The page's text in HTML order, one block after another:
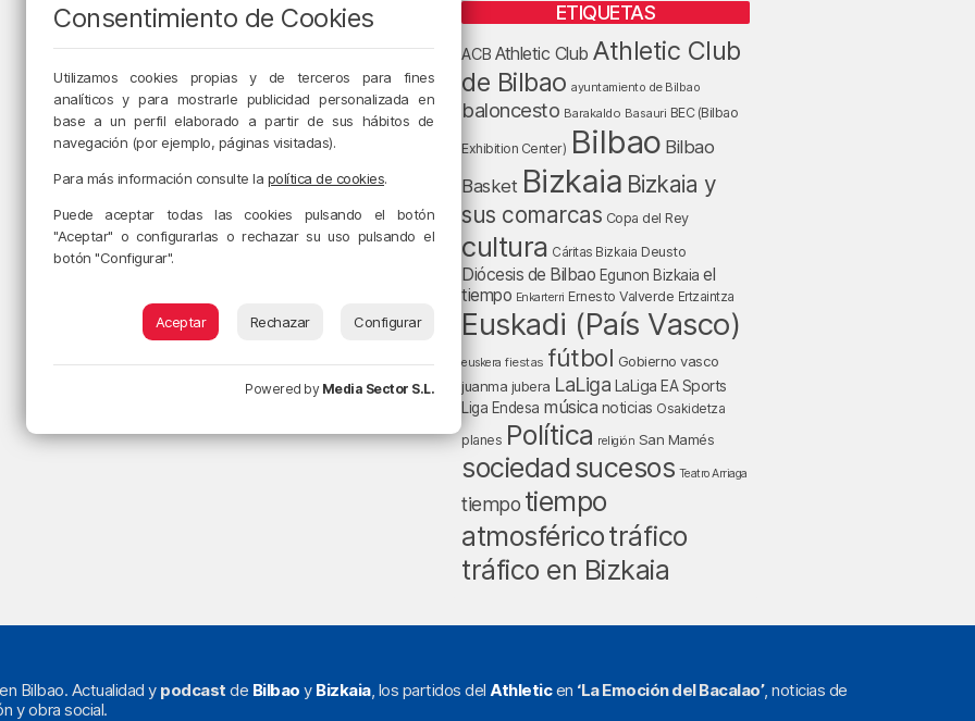
ETIQUETAS
ACB Athletic Club Athletic Club
de Bilbao ayuntamiento de Bilbao
baloncesto Barakaldo Basauri BEC (Bilbao
Exhibition Center) Bilbao Bilbao
Basket Bizkaia Bizkaia y
sus comarcas Copa del Rey
cultura Cáritas Bizkaia Deusto
Diócesis de Bilbao Egunon Bizkaia el
tiempo Enkarterri Ernesto Valverde Ertzaintza
Euskadi (País Vasco)
euskera fiestas fútbol Gobierno vasco
juanma jubera LaLiga LaLiga EA Sports
Liga Endesa música noticias Osakidetza
planes Política religión San Mamés
sociedad sucesos Teatro Arriaga
tiempo tiempo
atmosféricotráfico
tráfico en Bizkaia
Bilbao. Actualidad y podcast de Bilbao y Bizkaia, los partidos del Athleticen ‘La Emoción del Bacalao’, noticias de
y obra social.
Consentimiento de Cookies
Utilizamos cookies propias y de terceros para fines
analíticos y para mostrarle publicidad personalizada en
base a un perfil elaborado a partir de sus hábitos de
navegación (por ejemplo, páginas visitadas).
Para más información consulte la política de cookies.
Puede aceptar todas las cookies pulsando el botón
"Aceptar" o configurarlas o rechazar su uso pulsando el
botón "Configurar".
Aceptar Rechazar Configurar
Powered by Media Sector S.L.